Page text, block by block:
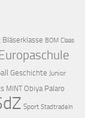
Bläserklasse BOM Claas
Europaschule
Geschichte Junior
MINT Obiya Palaro
Sport Stadtradeln